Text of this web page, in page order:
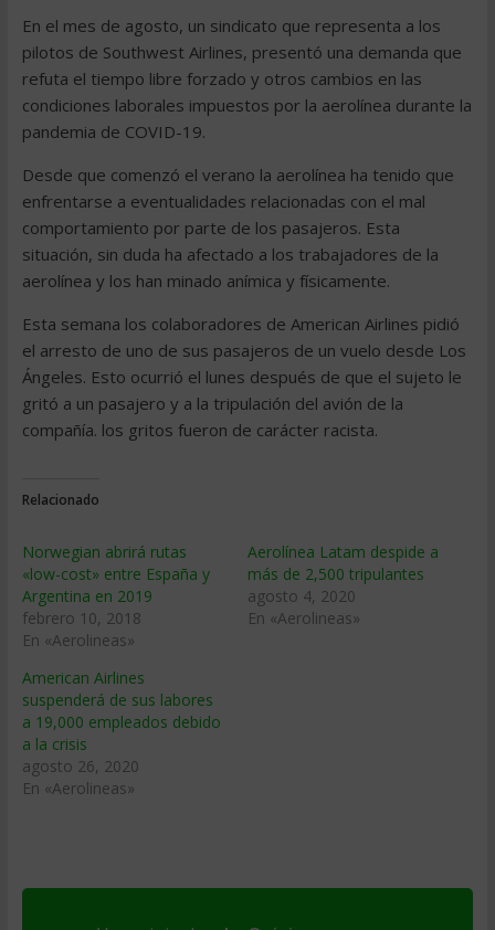
En el mes de agosto, un sindicato que representa a los
pilotos de Southwest Airlines, presentó una demanda que
refuta el tiempo libre forzado y otros cambios en las
condiciones laborales impuestos por la aerolínea durante la
pandemia de COVID-19.
Desde que comenzó el verano la aerolínea ha tenido que
enfrentarse a eventualidades relacionadas con el mal
comportamiento por parte de los pasajeros. Esta
situación, sin duda ha afectado a los trabajadores de la
aerolínea y los han minado anímica y físicamente.
Esta semana los colaboradores de American Airlines pidió
el arresto de uno de sus pasajeros de un vuelo desde Los
Ángeles. Esto ocurrió el lunes después de que el sujeto le
gritó a un pasajero y a la tripulación del avión de la
compañía. los gritos fueron de carácter racista.
Relacionado
Norwegian abrirá rutas
«low-cost» entre España y
Argentina en 2019
febrero 10, 2018
En «Aerolineas»
Aerolínea Latam despide a
más de 2,500 tripulantes
agosto 4, 2020
En «Aerolineas»
American Airlines
suspenderá de sus labores
a 19,000 empleados debido
a la crisis
agosto 26, 2020
En «Aerolineas»